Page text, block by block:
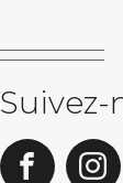
Suivez-